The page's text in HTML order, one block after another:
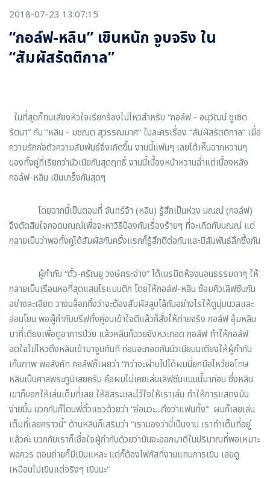
2018-07-23 13:07:15
“กอล์ฟ-หลิน” เขินหนัก จูบจริง ใน
“สัมผัสรัตติกาล”
ในที่สุดก็ทนเสียงหัวใจเรียกร้องไม่ไหวสำหรับ “กอล์ฟ - อนุวัฒน์ ชูเชิด
รัตนา” กับ “หลิน - มชณต สุวรรณมาศ” ในละครเรื่อง “สัมผัสรัตติกาล” เมื่อ
ความรักก่อตัวความสัมพันธ์จึงเกิดขึ้น งานนี้แฟนๆ เลยได้เห็นฉากหวานๆ
ของทั้งคู่ที่เรียกว่านัวเนียกันสุดฤทธิ์ งานนี้เบื้องหน้าหวานฉ่ำแต่เบื้องหลัง
กอล์ฟ-หลิน เขินเกร็งกันสุดๆ
โดยฉากนี้เป็นตอนที่ จันทร์จ้า (หลิน) รู้สึกเป็นห่วง นณณ์ (กอล์ฟ)
จึงตัดสินใจกอดนณณ์เพื่อจะหาวิธีป้องกันเรื่องร้ายๆ ที่จะเกิดกับนณณ์ แต่
กลายเป็นว่าพอทั้งคู่ได้สัมผัสกันครั้งแรกก็รู้สึกดีต่อกันและมีสัมพันธ์ลึกซึ้งกัน
ผู้กำกับ “ตั้ว-ศรัณยู วงษ์กระจ่าง” ได้เนรมิตห้องนอนธรรมดาๆ ให้
กลายเป็นเรือนหอที่สุดแสนโรแมนติก โดยให้กอล์ฟ-หลิน ซ้อมคิวเลิฟซีนกัน
อย่างละเอียด วางบล็อกกิ้งว่าจะต้องสัมผัสลูบไล้กันอย่างไรให้ดูนุ่มนวลและ
อ่อนโยน พอผู้กำกับบรีฟทั้งคู่จนเข้าใจดีแล้วก็สั่งให้ถ่ายจริง กอล์ฟ อุ้มหลิน
มาที่เตียงเพื่อดูอาการป่วย แล้วหลินก็ฉวยจังหวะกอด กอล์ฟ ทำให้กอล์ฟ
อดใจไม่ไหวดึงหลินเข้ามาจูบทันที ก่อนจะกอดกันนัวเนียบนเตียงให้ผู้กำกับ
เก็บภาพ พอสังคัท กอล์ฟก็เผยว่า “กว่าจะผ่านไปได้ผมนี่ยกมือไหว้ขอโทษ
หลินเป็นศาลพระภูมิเลยครับ คือผมไม่เคยเล่นเลิฟซีนแบบนี้มาก่อน ซึ่งหลิน
เขาก็บอกให้เล่นเต็มที่เลย ให้อิสระและไว้ใจให้เราเล่น ทำให้การแสดงมัน
ง่ายขึ้น บวกกับก็โดนพี่ตั้วแซวด้วยว่า “อ่อนวะ...ถึงว่าแฟนทิ้ง” ผมก็เลยเล่น
เต็มที่เลยคราวนี้” ด้านหลินก็เสริมว่า “เรามองว่านี่เป็นงาน เราทำเต็มที่อยู่
แล้วค่ะ บวกกับเราก็เชื่อใจผู้กำกับด้วยว่ามันจะออกมาดีในปริมาณที่พอเหมาะ
พอควร ตอนถ่ายก็มีเขินแหละ แต่ก็ต้องโฟกัสที่งานแทนการเขิน เลยดู
เหมือนไม่เขินแต่จริงๆ เขินนะ”